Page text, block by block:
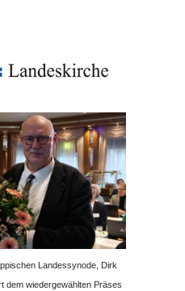
Landessynode, Dirk
dem wiedergewählten Präses